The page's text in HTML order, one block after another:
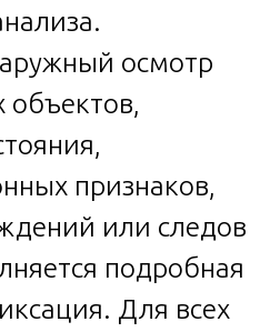
осмотр
объектов,
признаков,
или следов
подробная
Для всех